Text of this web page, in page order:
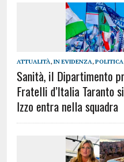
ATTUALITÀ, IN EVIDENZA, POLITICA
Sanità, il Dipartimento
Fratelli d’Italia Taranto
Izzo entra nella squadra